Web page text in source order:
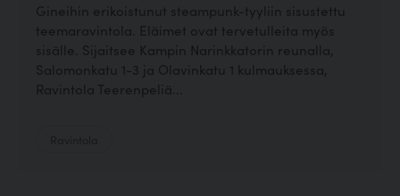
Gineihin erikoistunut steampunk-tyyliin sisustettu
teemaravintola. Eläimet ovat tervetulleita myös
sisälle. Sijaitsee Kampin Narinkkatorin reunalla,
Salomonkatu 1-3 ja Olavinkatu 1 kulmauksessa,
Ravintola Teerenpeliä...